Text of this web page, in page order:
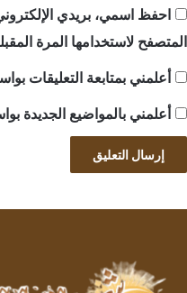
احفظ اسمي، بريدي
المتصفح لاستخدامها المرة
أعلمني بمتابعة التعليقات
أعلمني بالمواضيع الجديدة